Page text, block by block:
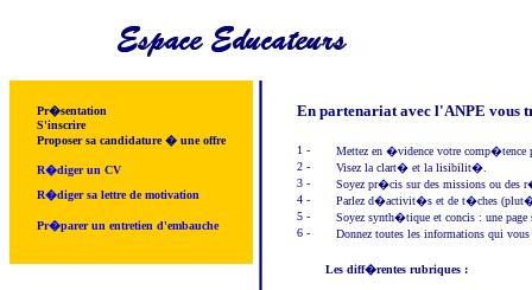
Pr�sentation
S'inscrire
Proposer sa candidature � une offre
R�diger un CV
R�diger sa lettre de motivation
Pr�parer un entretien d'embauche
En partenariat avec l'ANPE vous
1 -
Mettez en �vidence votre comp�tence
2 -
Visez la clart� et la lisibilit�.
3 -
Soyez pr�cis sur des missions ou
4 -
Parlez d�activit�s et de t�ches
5 -
Soyez synth�tique et concis : une
6 -
Donnez toutes les informations qui
Les diff�rentes rubriques :